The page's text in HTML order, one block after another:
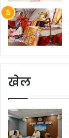
खेल